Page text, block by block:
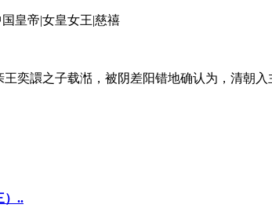
皇帝|女皇女王|慈禧
奕譞之子载湉，被阴差阳错地确认为，清朝
）..